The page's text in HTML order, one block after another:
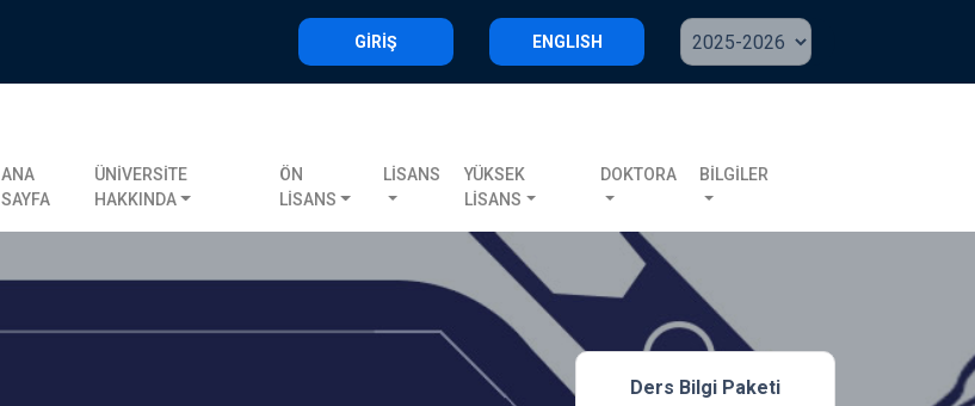
ENGLISH
GİRİŞ
ANA
SAYFA
ÜNİVERSİTE
HAKKINDA
ÖN
LİSANS
LİSANS
YÜKSEK
LİSANS
DOKTORA BİLGİLER
Ders Bilgi Paketi